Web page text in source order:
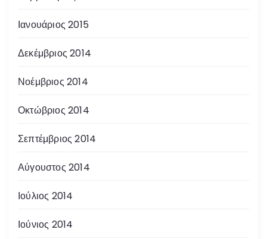
Ιανουάριος 2015
Δεκέμβριος 2014
Νοέμβριος 2014
Οκτώβριος 2014
Σεπτέμβριος 2014
Αύγουστος 2014
Ιούλιος 2014
Ιούνιος 2014